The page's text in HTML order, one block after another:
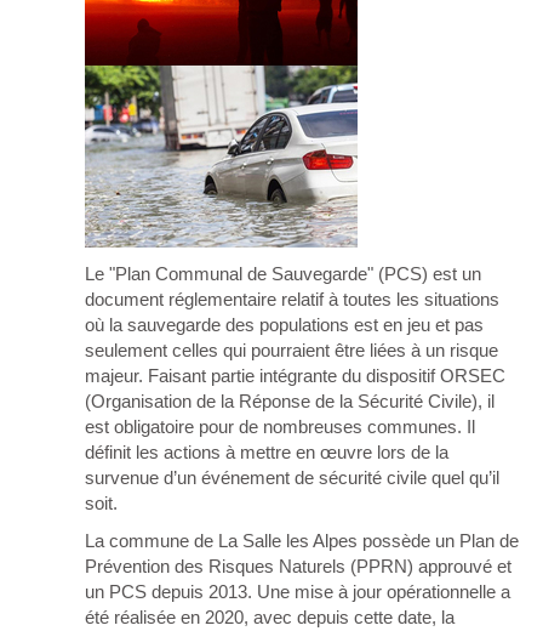
Le "Plan Communal de Sauvegarde" (PCS) est un
document réglementaire relatif à toutes les situations
où la sauvegarde des populations est en jeu et pas
seulement celles qui pourraient être liées à un risque
majeur. Faisant partie intégrante du dispositif ORSEC
(Organisation de la Réponse de la Sécurité Civile), il
est obligatoire pour de nombreuses communes. Il
définit les actions à mettre en œuvre lors de la
survenue d’un événement de sécurité civile quel qu’il
soit.
La commune de La Salle les Alpes possède un Plan de
Prévention des Risques Naturels (PPRN) approuvé et
un PCS depuis 2013. Une mise à jour opérationnelle a
été réalisée en 2020, avec depuis cette date, la